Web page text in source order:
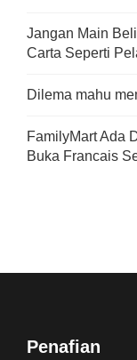
Jangan Main
Carta Seperti
Dilema mahu
FamilyMart Ada
Buka Francais
Penafian